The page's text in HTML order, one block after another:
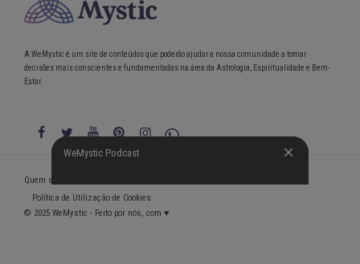
WeMystic Podcast
A WeMystic é um site de conteúdos que poderão ajudar a nossa comunidade a tomar
decisões mais conscientes e fundamentadas na área da Astrologia, Espiritualidade e Bem-
Estar.
WeMystic Podcast
Quem somos
Política de Utilização de Cookies
© 2025 WeMystic - Feito por nós, com ♥